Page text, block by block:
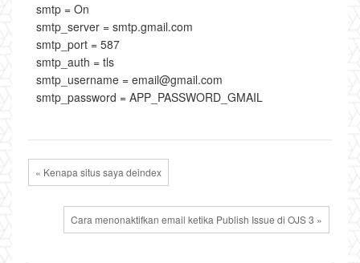
smtp = On
smtp_server = smtp.gmail.com
smtp_port = 587
smtp_auth = tls
smtp_username = email@gmail.com
smtp_password = APP_PASSWORD_GMAIL
« Kenapa situs saya deindex
Cara menonaktifkan email ketika Publish Issue di OJS 3 »